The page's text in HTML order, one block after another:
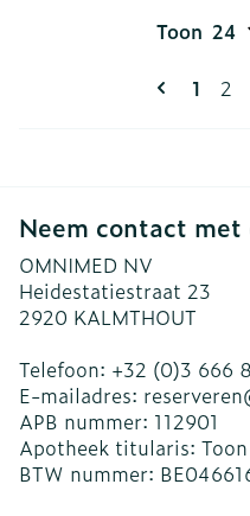
U
1 2
Toon
Neem contact met
OMNIMED NV
Heidestatiestraat 23
2920 KALMTHOUT
Telefoon: +32 (0)3 666
E-mailadres:
APB nummer: 112901
Apotheek titularis:
BTW nummer: